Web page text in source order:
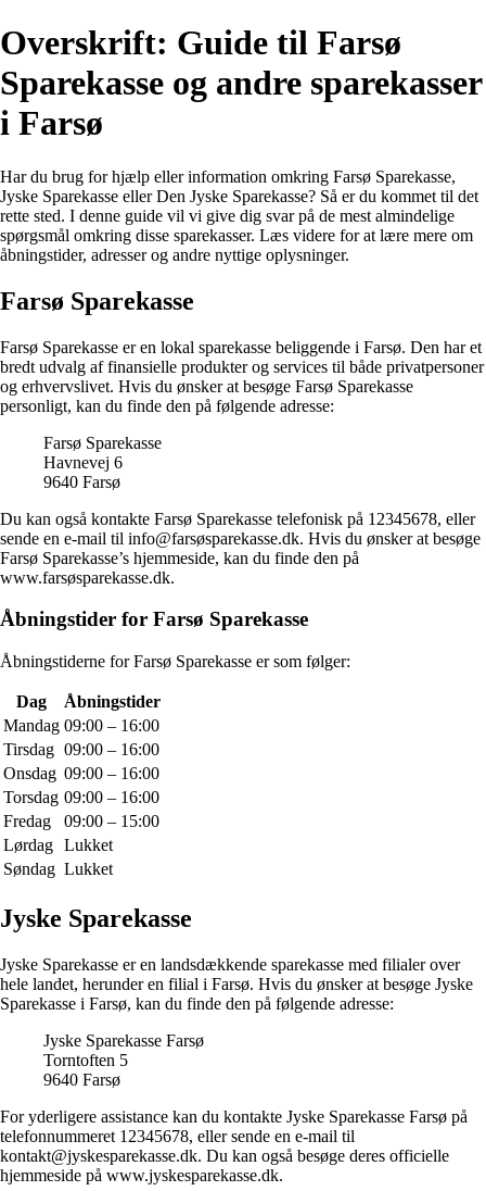
Overskrift: Guide til Farsø
Sparekasse og andre sparekasser
i Farsø
Har du brug for hjælp eller information omkring Farsø Sparekasse,
Jyske Sparekasse eller Den Jyske Sparekasse? Så er du kommet til det
rette sted. I denne guide vil vi give dig svar på de mest almindelige
spørgsmål omkring disse sparekasser. Læs videre for at lære mere om
åbningstider, adresser og andre nyttige oplysninger.
Farsø Sparekasse
Farsø Sparekasse er en lokal sparekasse beliggende i Farsø. Den har et
bredt udvalg af finansielle produkter og services til både privatpersoner
og erhvervslivet. Hvis du ønsker at besøge Farsø Sparekasse
personligt, kan du finde den på følgende adresse:
Farsø Sparekasse
Havnevej 6
9640 Farsø
Du kan også kontakte Farsø Sparekasse telefonisk på 12345678, eller
sende en e-mail til info@farsøsparekasse.dk. Hvis du ønsker at besøge
Farsø Sparekasse’s hjemmeside, kan du finde den på
www.farsøsparekasse.dk.
Åbningstider for Farsø Sparekasse
Åbningstiderne for Farsø Sparekasse er som følger:
Dag
Åbningstider
Mandag 09:00 – 16:00
Tirsdag 09:00 – 16:00
Onsdag 09:00 – 16:00
Torsdag 09:00 – 16:00
Fredag
09:00 – 15:00
Lørdag Lukket
Søndag Lukket
Jyske Sparekasse
Jyske Sparekasse er en landsdækkende sparekasse med filialer over
hele landet, herunder en filial i Farsø. Hvis du ønsker at besøge Jyske
Sparekasse i Farsø, kan du finde den på følgende adresse:
Jyske Sparekasse Farsø
Torntoften 5
9640 Farsø
For yderligere assistance kan du kontakte Jyske Sparekasse Farsø på
telefonnummeret 12345678, eller sende en e-mail til
kontakt@jyskesparekasse.dk. Du kan også besøge deres officielle
hjemmeside på www.jyskesparekasse.dk.